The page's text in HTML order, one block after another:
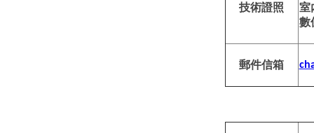
技術證照
室
數
郵件信箱